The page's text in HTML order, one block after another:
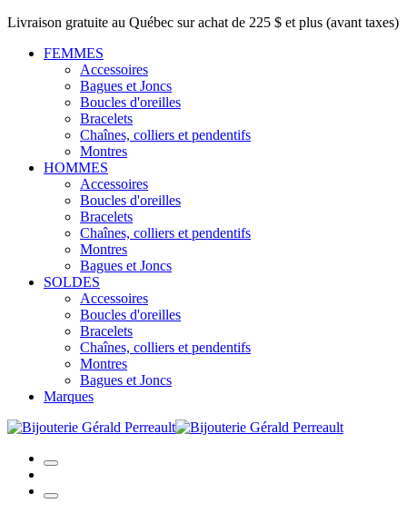
Livraison gratuite au Québec sur achat de 225 $ et plus (avant taxes)
FEMMES
Accessoires
Bagues et Joncs
Boucles d'oreilles
Bracelets
Chaînes, colliers et pendentifs
Montres
HOMMES
Accessoires
Boucles d'oreilles
Bracelets
Chaînes, colliers et pendentifs
Montres
Bagues et Joncs
SOLDES
Accessoires
Boucles d'oreilles
Bracelets
Chaînes, colliers et pendentifs
Montres
Bagues et Joncs
Marques